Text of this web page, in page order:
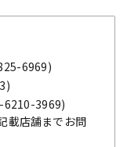
6969)
6210-3969)
載店舗までお問